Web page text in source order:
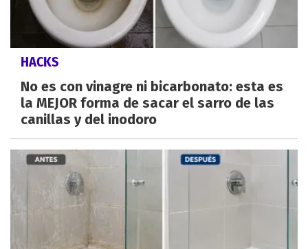
HACKS
No es con vinagre ni bicarbonato: esta es
la MEJOR forma de sacar el sarro de las
canillas y del inodoro